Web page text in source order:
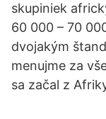
skupiniek
60 000 – 70
dvojakým
menujme za
sa začal z